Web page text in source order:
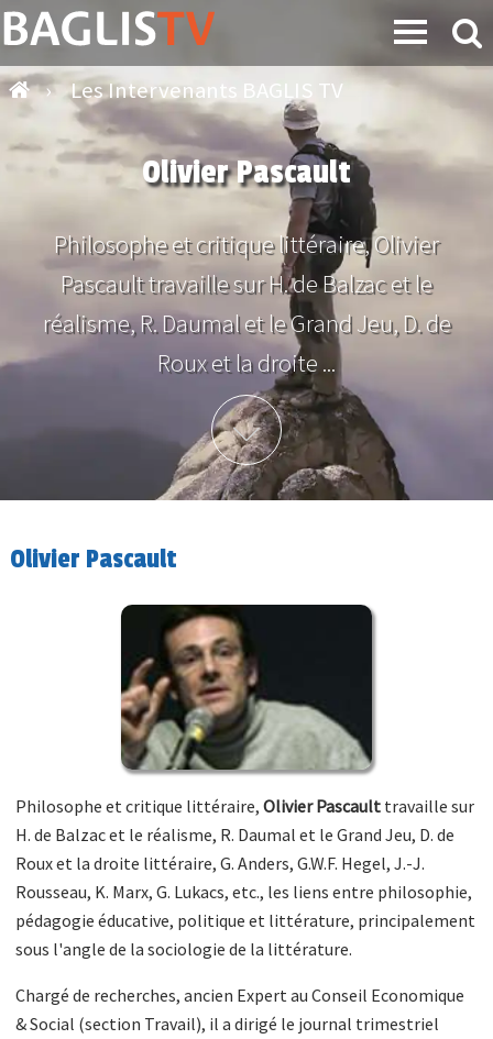
› Les Intervenants BAGLIS TV
Olivier Pascault
Philosophe et critique littéraire, Olivier
Pascault travaille sur H. de Balzac et le
réalisme, R. Daumal et le Grand Jeu, D. de
Roux et la droite ...
Plus d'info
Olivier Pascault
Philosophe et critique littéraire,Olivier Pascault travaille sur
H. de Balzac et le réalisme, R. Daumal et le Grand Jeu, D. de
Roux et la droite littéraire, G. Anders, G.W.F. Hegel, J.-J.
Rousseau, K. Marx, G. Lukacs, etc., les liens entre philosophie,
pédagogie éducative, politique et littérature, principalement
sous l'angle de la sociologie de la littérature.
Chargé de recherches, ancien Expert au Conseil Economique
& Social (section Travail), il a dirigé le journal trimestriel